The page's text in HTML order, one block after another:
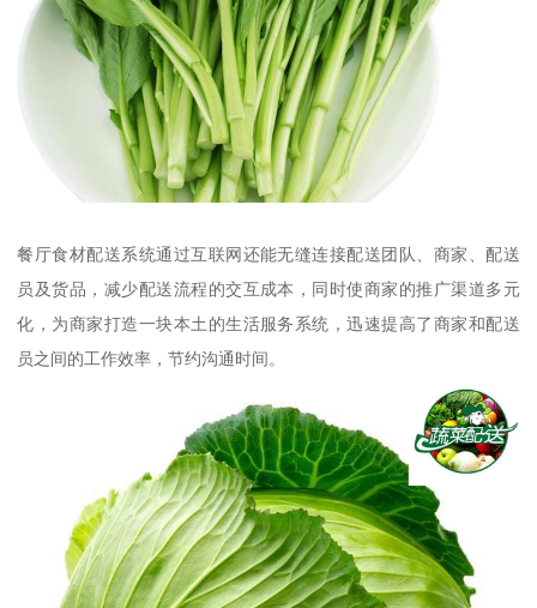
餐厅食材配送系统通过互联网还能无缝连接配送团队、商家、配送
员及货品，减少配送流程的交互成本，同时使商家的推广渠道多元
化，为商家打造一块本土的生活服务系统，迅速提高了商家和配送
员之间的工作效率，节约沟通时间。